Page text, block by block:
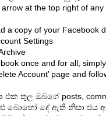
at the top right of
a copy of your Facebook
Settings
once and for all,
Account’ page and
එක තුල ඔබගේ posts,
බොහෝ දේ ඇති නිසා එය